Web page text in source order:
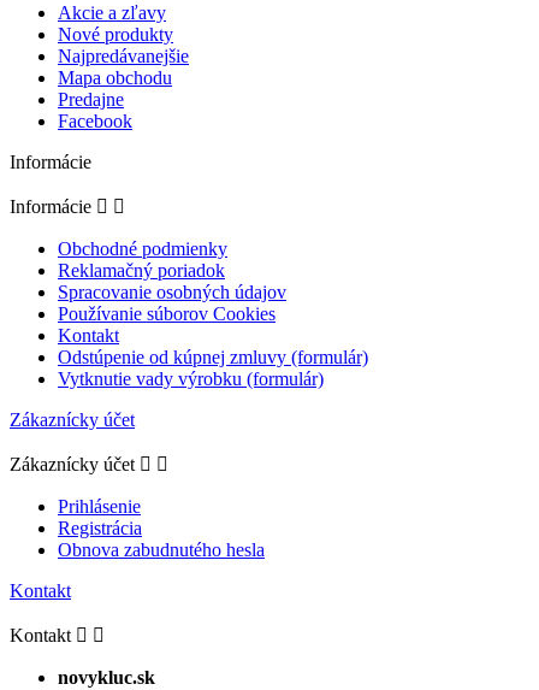
Akcie a zľavy
Nové produkty
Najpredávanejšie
Mapa obchodu
Predajne
Facebook
Informácie
Informácie  
Obchodné podmienky
Reklamačný poriadok
Spracovanie osobných údajov
Používanie súborov Cookies
Kontakt
Odstúpenie od kúpnej zmluvy (formulár)
Vytknutie vady výrobku (formulár)
Zákaznícky účet
Zákaznícky účet  
Prihlásenie
Registrácia
Obnova zabudnutého hesla
Kontakt
Kontakt  
novykluc.sk